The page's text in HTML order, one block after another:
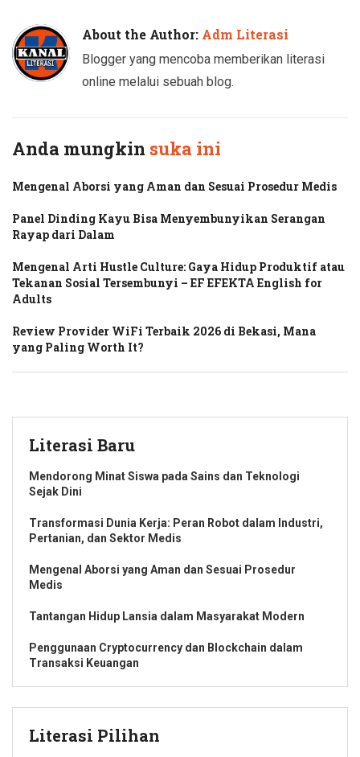
About the Author: Adm Literasi
Blogger yang mencoba memberikan literasi
online melalui sebuah blog.
Anda mungkin suka ini
Mengenal Aborsi yang Aman dan Sesuai Prosedur Medis
Panel Dinding Kayu Bisa Menyembunyikan Serangan
Rayap dari Dalam
Mengenal Arti Hustle Culture: Gaya Hidup Produktif atau
Tekanan Sosial Tersembunyi – EF EFEKTA English for
Adults
Review Provider WiFi Terbaik 2026 di Bekasi, Mana
yang Paling Worth It?
Literasi Baru
Mendorong Minat Siswa pada Sains dan Teknologi
Sejak Dini
Transformasi Dunia Kerja: Peran Robot dalam Industri,
Pertanian, dan Sektor Medis
Mengenal Aborsi yang Aman dan Sesuai Prosedur
Medis
Tantangan Hidup Lansia dalam Masyarakat Modern
Penggunaan Cryptocurrency dan Blockchain dalam
Transaksi Keuangan
Literasi Pilihan